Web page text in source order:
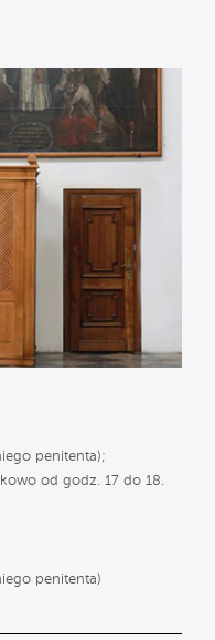
penitenta);
od godz. 17 do 18.
penitenta)